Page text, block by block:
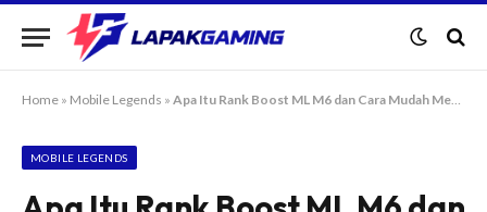
Home » Mobile Legends » Apa Itu Rank Boost ML M6 dan Cara Mudah Membelinya
MOBILE LEGENDS